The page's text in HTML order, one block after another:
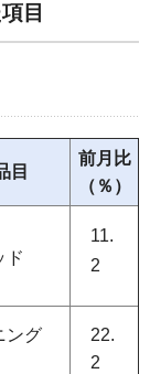
目
目
前月比
（％）
ド
11.
2
ング
22.
2